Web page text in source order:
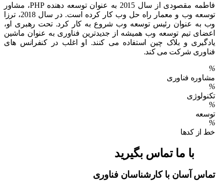
فاطمه مقصودی از سال 2015 به عنوان توسعه دهنده PHP، مشاور
توسعه وب و معمار راه حل وب کار کرده است.
در سال 2018، ترزا
وب به عنوان رئیس توسعه وب شروع به کار کرد. تحت رهبری او،
اعضای تیم توسعه وب همیشه از جدیدترین فناوری به عنوان ماشین
یادگیری و بلاک چین استفاده می کنند.
او اغلب در کنفرانس های
فناوری شرکت می کند.
%
مشاوره فناوری
%
تکنولوژی
%
توسعه
%
خط از کدها
با ما تماس بگیرید
تماس آسان با کارشناسان فناوری